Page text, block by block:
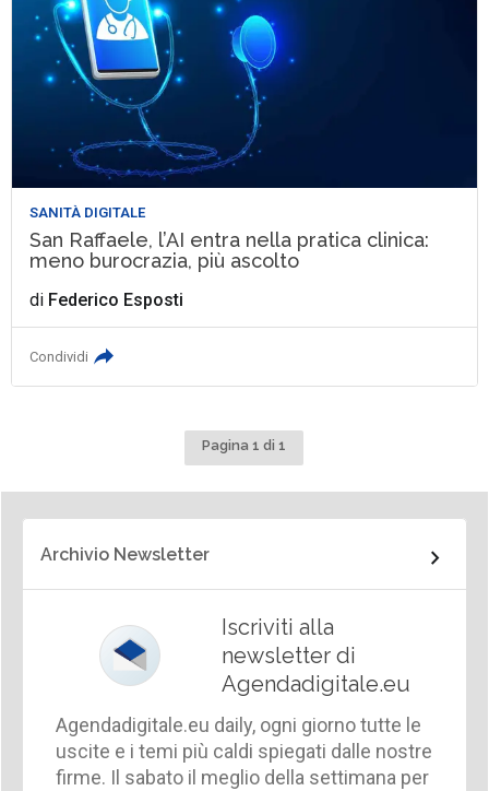
SANITÀ DIGITALE
San Raffaele, l’AI entra nella pratica clinica:
meno burocrazia, più ascolto
di Federico Esposti
Condividi
Pagina 1 di 1
Archivio Newsletter
Iscriviti alla
newsletter di
Agendadigitale.eu
Agendadigitale.eu daily, ogni giorno tutte le
uscite e i temi più caldi spiegati dalle nostre
firme. Il sabato il meglio della settimana per